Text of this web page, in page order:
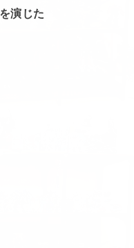
演じた